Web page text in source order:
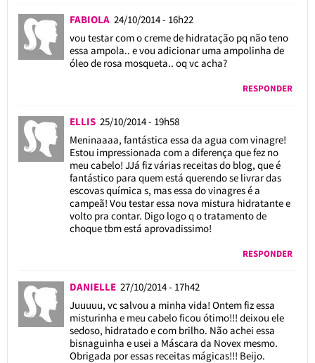
FABIOLA 24/10/2014 - 16h22
vou testar com o creme de hidratação pq não teno
essa ampola.. e vou adicionar uma ampolinha de
óleo de rosa mosqueta.. oq vc acha?
RESPONDER
ELLIS 25/10/2014 - 19h58
Meninaaaa, fantástica essa da agua com vinagre!
Estou impressionada com a diferença que fez no
meu cabelo! JJá fiz várias receitas do blog, que é
fantástico para quem está querendo se livrar das
escovas química s, mas essa do vinagres é a
campeã! Vou testar essa nova mistura hidratante e
volto pra contar. Digo logo q o tratamento de
choque tbm está aprovadissimo!
RESPONDER
DANIELLE 27/10/2014 - 17h42
Juuuuu, vc salvou a minha vida! Ontem fiz essa
misturinha e meu cabelo ficou ótimo!!! deixou ele
sedoso, hidratado e com brilho. Não achei essa
bisnaguinha e usei a Máscara da Novex mesmo.
Obrigada por essas receitas mágicas!!! Beijo.